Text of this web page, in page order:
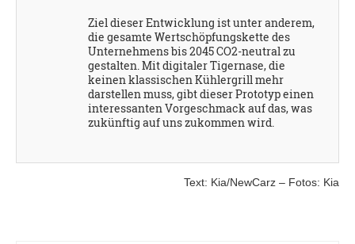
Ziel dieser Entwicklung ist unter anderem,
die gesamte Wertschöpfungskette des
Unternehmens bis 2045 CO2-neutral zu
gestalten. Mit digitaler Tigernase, die
keinen klassischen Kühlergrill mehr
darstellen muss, gibt dieser Prototyp einen
interessanten Vorgeschmack auf das, was
zukünftig auf uns zukommen wird.
Text: Kia/NewCarz – Fotos: Kia